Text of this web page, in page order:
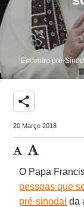
Encontro pré-
share
20 Março 2018
O Papa
pessoas que
pré-sinodal da